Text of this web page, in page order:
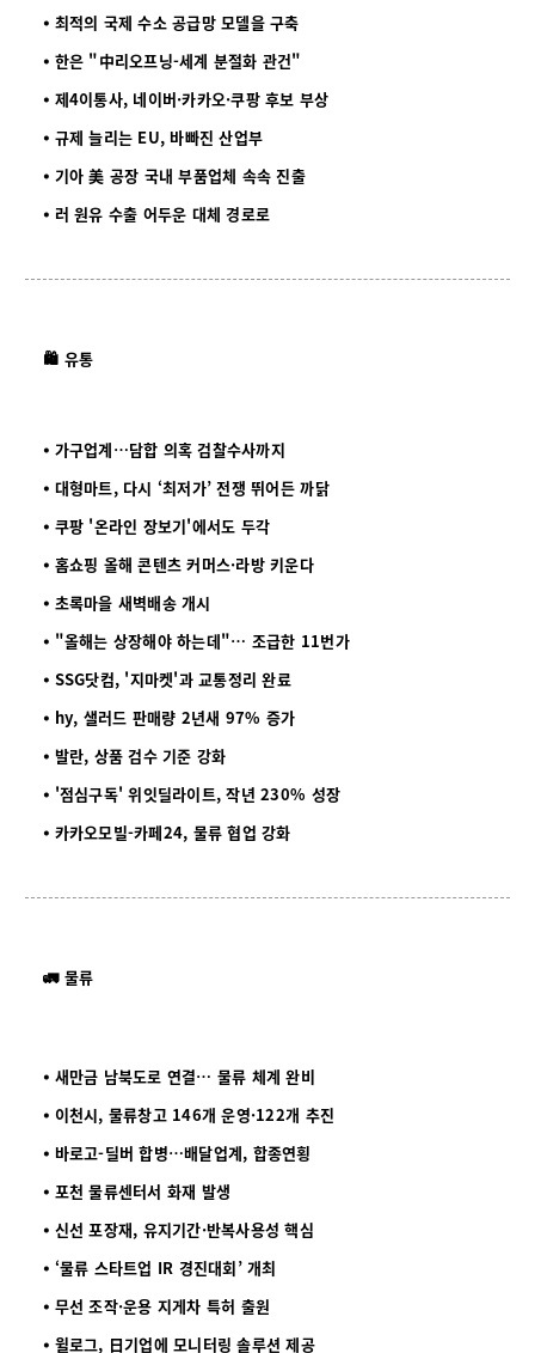
⦁ 최적의 국제 수소 공급망 모델을 구축
⦁ 한은 "中리오프닝-세계 분절화 관건"
⦁ 제4이통사, 네이버·카카오·쿠팡 후보 부상
⦁ 규제 늘리는 EU, 바빠진 산업부
⦁ 기아 美 공장 국내 부품업체 속속 진출
⦁ 러 원유 수출 어두운 대체 경로로
🛍️ 유통
⦁ 가구업계…담합 의혹 검찰수사까지
⦁ 대형마트, 다시 ‘최저가’ 전쟁 뛰어든 까닭
⦁ 쿠팡 '온라인 장보기'에서도 두각
⦁ 홈쇼핑 올해 콘텐츠 커머스·라방 키운다
⦁ 초록마을 새벽배송 개시
⦁ "올해는 상장해야 하는데"… 조급한 11번가
⦁ SSG닷컴, '지마켓'과 교통정리 완료
⦁ hy, 샐러드 판매량 2년새 97% 증가
⦁ 발란, 상품 검수 기준 강화
⦁ '점심구독' 위잇딜라이트, 작년 230% 성장
⦁ 카카오모빌-카페24, 물류 협업 강화
🚛 물류
⦁ 새만금 남북도로 연결… 물류 체계 완비
⦁ 이천시, 물류창고 146개 운영·122개 추진
⦁ 바로고-딜버 합병…배달업계, 합종연횡
⦁ 포천 물류센터서 화재 발생
⦁ 신선 포장재, 유지기간·반복사용성 핵심
⦁ ‘물류 스타트업 IR 경진대회’ 개최
⦁ 무선 조작·운용 지게차 특허 출원
⦁ 윌로그, 日기업에 모니터링 솔루션 제공